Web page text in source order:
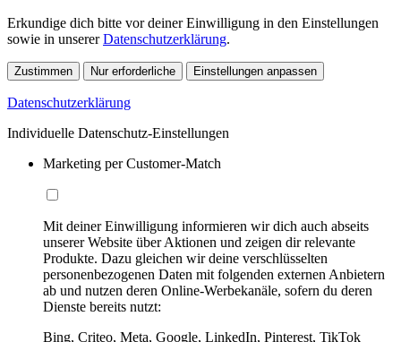
Erkundige dich bitte vor deiner Einwilligung in den Einstellungen
sowie in unsererDatenschutzerklärung.
Zustimmen Nur erforderliche Einstellungen anpassen
Datenschutzerklärung
Individuelle Datenschutz-Einstellungen
Marketing per Customer-Match
Mit deiner Einwilligung informieren wir dich auch abseits
unserer Website über Aktionen und zeigen dir relevante
Produkte. Dazu gleichen wir deine verschlüsselten
personenbezogenen Daten mit folgenden externen Anbietern
ab und nutzen deren Online-Werbekanäle, sofern du deren
Dienste bereits nutzt:
Bing, Criteo, Meta, Google, LinkedIn, Pinterest, TikTok